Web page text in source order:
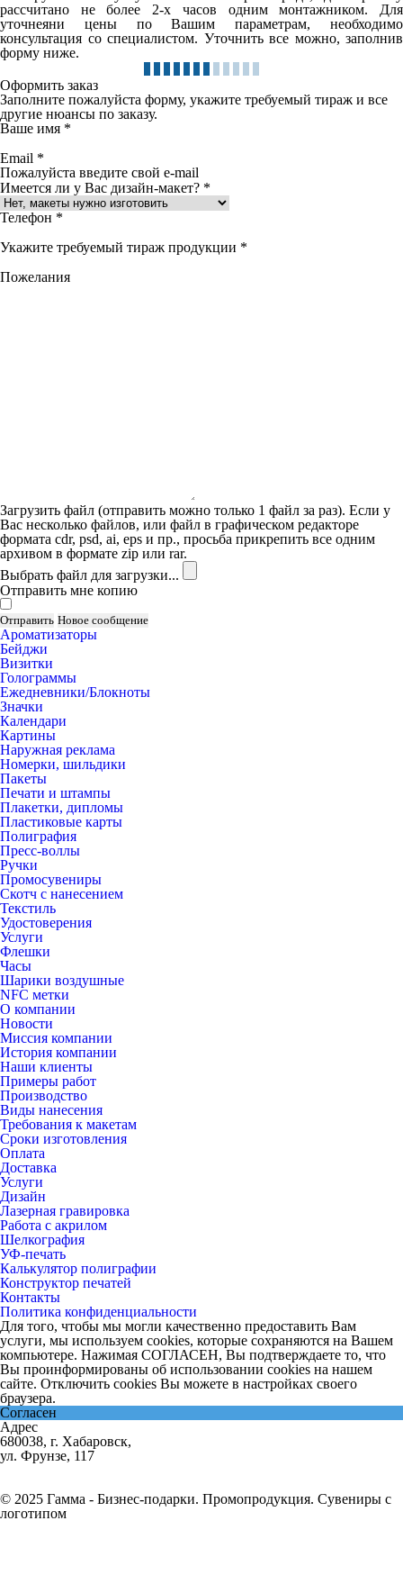
рассчитано не более 2-х часов одним монтажником. Для
уточнеяни цены по Вашим параметрам, необходимо
консультация со специалистом. Уточнить все можно, заполнив
форму ниже.
Оформить заказ
Заполните пожалуйста форму, укажите требуемый тираж и все
другие нюансы по заказу.
Ваше имя *
Email *
Пожалуйста введите свой e-mail
Имеется ли у Вас дизайн-макет? *
Телефон *
Укажите требуемый тираж продукции *
Пожелания
Загрузить файл (отправить можно только 1 файл за раз). Если у
Вас несколько файлов, или файл в графическом редакторе
формата cdr, psd, ai, eps и пр., просьба прикрепить все одним
архивом в формате zip или rar.
Выбрать файл для загрузки...
Отправить мне копию
Ароматизаторы
Бейджи
Визитки
Голограммы
Ежедневники/Блокноты
Значки
Календари
Картины
Наружная реклама
Номерки, шильдики
Пакеты
Печати и штампы
Плакетки, дипломы
Пластиковые карты
Полиграфия
Пресс-воллы
Ручки
Промосувениры
Скотч с нанесением
Текстиль
Удостоверения
Услуги
Флешки
Часы
Шарики воздушные
NFC метки
О компании
Новости
Миссия компании
История компании
Наши клиенты
Примеры работ
Производство
Виды нанесения
Требования к макетам
Сроки изготовления
Оплата
Доставка
Услуги
Дизайн
Лазерная гравировка
Работа с акрилом
Шелкография
УФ-печать
Калькулятор полиграфии
Конструктор печатей
Контакты
Политика конфиденциальности
Для того, чтобы мы могли качественно предоставить Вам
услуги, мы используем cookies, которые сохраняются на Вашем
компьютере. Нажимая СОГЛАСЕН, Вы подтверждаете то, что
Вы проинформированы об использовании cookies на нашем
сайте. Отключить cookies Вы можете в настройках своего
браузера.
Согласен
Адрес
680038, г. Хабаровск,
ул. Фрунзе, 117
© 2025 Гамма - Бизнес-подарки. Промопродукция. Сувениры с
логотипом